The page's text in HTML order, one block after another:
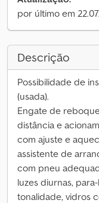
por último em
Descrição
Possibilidade de
(usada).
Engate de
distância e
com ajuste e
assistente de
com pneu
luzes diurnas,
tonalidade, vidros